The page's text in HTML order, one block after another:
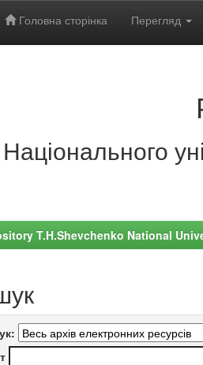
Головна сторінка Перегляд
Національного
T.H.Shevchenko National